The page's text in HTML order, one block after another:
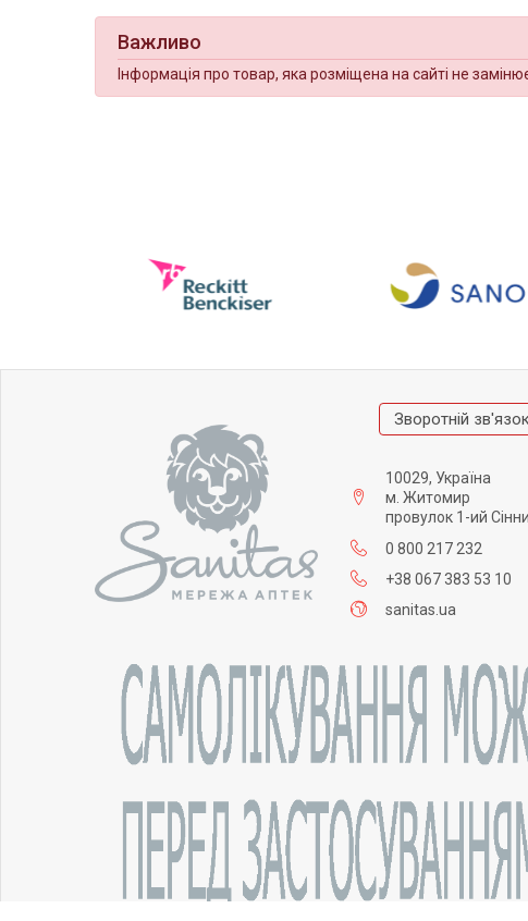
Важливо
Інформація про товар, яка розміщена на сайті не
Зворотній
10029, Україна
м. Житомир
провулок 1-ий
0 800 217 232
+38 067 383 53 10
sanitas.ua